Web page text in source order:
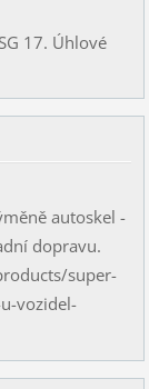
17. Úhlové
autoskel -
dopravu.
super-
vozidel-